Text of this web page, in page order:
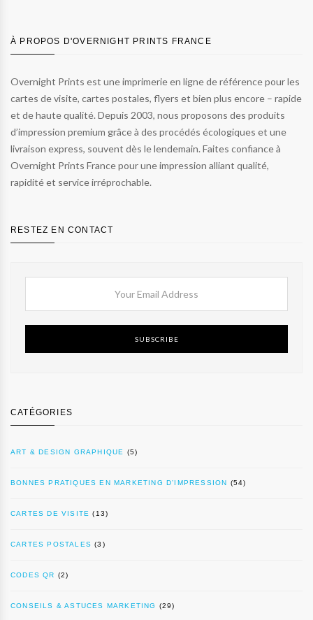
À PROPOS D'OVERNIGHT PRINTS FRANCE
Overnight Prints est une imprimerie en ligne de référence pour les
cartes de visite, cartes postales, flyers et bien plus encore – rapide
et de haute qualité. Depuis 2003, nous proposons des produits
d’impression premium grâce à des procédés écologiques et une
livraison express, souvent dès le lendemain. Faites confiance à
Overnight Prints France pour une impression alliant qualité,
rapidité et service irréprochable.
RESTEZ EN CONTACT
SUBSCRIBE
CATÉGORIES
ART & DESIGN GRAPHIQUE (5)
BONNES PRATIQUES EN MARKETING D’IMPRESSION (54)
CARTES DE VISITE (13)
CARTES POSTALES (3)
CODES QR (2)
CONSEILS & ASTUCES MARKETING (29)